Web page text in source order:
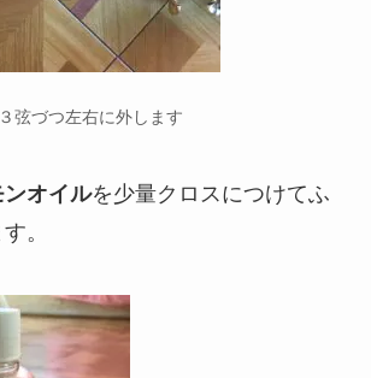
弦づつ左右に外します
ンオイルを少量クロスにつけてふ
。